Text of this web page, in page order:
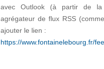
avec Outlook (à partir de
agrégateur de flux RSS (comme
ajouter le lien :
https://www.fontainelebourg.fr/